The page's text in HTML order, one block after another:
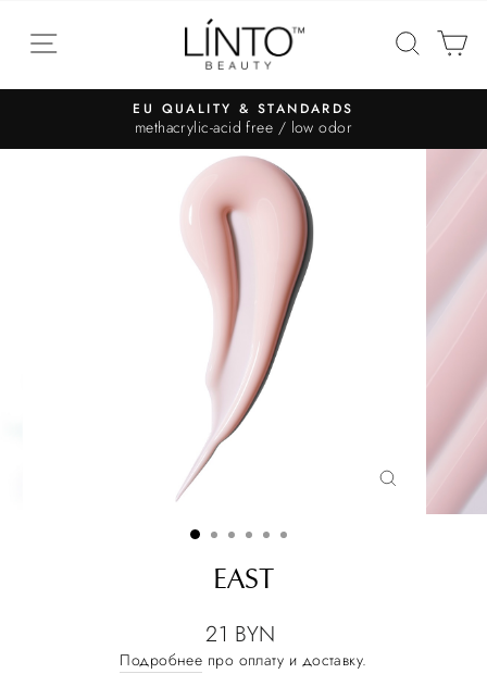
EU QUALITY & STANDARDS
methacrylic-acid free / low odor
EAST
21 BYN
Подробнее про оплату и доставку.